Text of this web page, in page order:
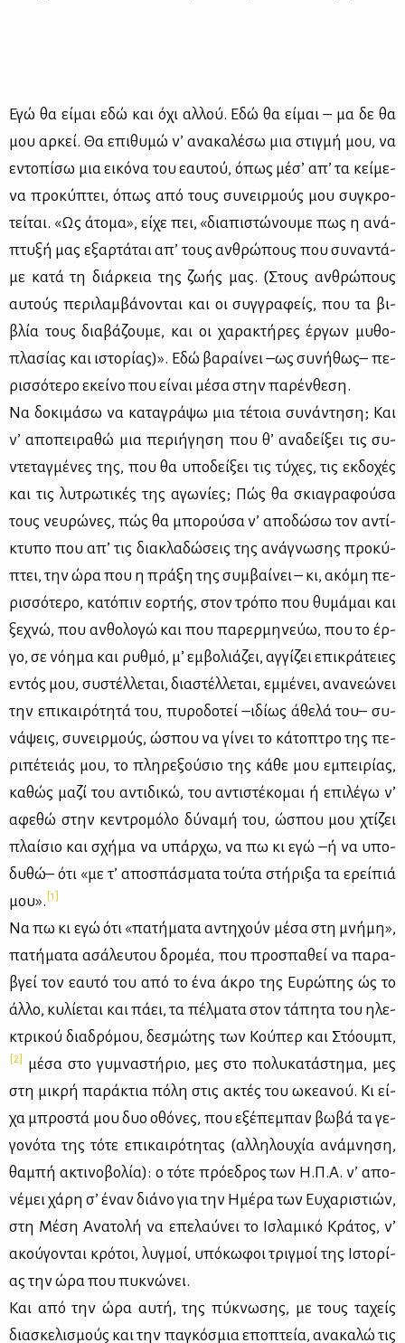
Εγώ θα εί­μαι εδώ και όχι αλ­λού. Εδώ θα εί­μαι – μα δε θα
μου αρ­κεί. Θα επι­θυ­μώ ν’ ανα­κα­λέ­σω μια στιγ­μή μου, να
εντο­πί­σω μια ει­κό­να του εαυ­τού, όπως μέ­σ’ απ’ τα κεί­με­
να προ­κύ­πτει, όπως από τους συ­νειρ­μούς μου συ­γκρο­
τεί­ται. «Ως άτο­μα», εί­χε πει, «δια­πι­στώ­νου­με πως η ανά­
πτυ­ξή μας εξαρ­τά­ται απ’ τους αν­θρώ­πους που συ­να­ντά­
με κα­τά τη διάρ­κεια της ζω­ής μας. (Στους αν­θρώ­πους
αυ­τούς πε­ρι­λαμ­βά­νο­νται και οι συγ­γρα­φείς, που τα βι­
βλία τους δια­βά­ζου­με, και οι χα­ρα­κτή­ρες έρ­γων μυ­θο­
πλα­σί­ας και ιστο­ρί­ας)». Εδώ βα­ραί­νει –ως συ­νή­θως– πε­
ρισ­σό­τε­ρο εκεί­νο που εί­ναι μέ­σα στην πα­ρέν­θε­ση.
Να δο­κι­μά­σω να κα­τα­γρά­ψω μια τέ­τοια συ­νά­ντη­ση; Και
ν’ απο­πει­ρα­θώ μια πε­ρι­ή­γη­ση που θ’ ανα­δεί­ξει τις συ­
ντε­ταγ­μέ­νες της, που θα υπο­δεί­ξει τις τύ­χες, τις εκ­δο­χές
και τις λυ­τρω­τι­κές της αγω­νί­ες; Πώς θα σκια­γρα­φού­σα
τους νευ­ρώ­νες, πώς θα μπο­ρού­σα ν’ απο­δώ­σω τον αντί­
κτυ­πο που απ’ τις δια­κλα­δώ­σεις της ανά­γνω­σης προ­κύ­
πτει, την ώρα που η πρά­ξη της συμ­βαί­νει – κι, ακό­μη πε­
ρισ­σό­τε­ρο, κα­τό­πιν εορ­τής, στον τρό­πο που θυ­μά­μαι και
ξε­χνώ, που αν­θο­λο­γώ και που πα­ρερ­μη­νεύω, που το έρ­
γο, σε νό­η­μα και ρυθ­μό, μ’ εμ­βο­λιά­ζει, αγ­γί­ζει επι­κρά­τειες
εντός μου, συ­στέλ­λε­ται, δια­στέλ­λε­ται, εμ­μέ­νει, ανα­νε­ώ­νει
την επι­και­ρό­τη­τά του, πυ­ρο­δο­τεί –ιδί­ως άθε­λά του– συ­
νά­ψεις, συ­νειρ­μούς, ώσπου να γί­νει το κά­το­πτρο της πε­
ρι­πέ­τειάς μου, το πλη­ρε­ξού­σιο της κά­θε μου εμπει­ρί­ας,
κα­θώς μα­ζί του αντι­δι­κώ, του αντι­στέ­κο­μαι ή επι­λέ­γω ν’
αφε­θώ στην κε­ντρο­μό­λο δύ­να­μή του, ώσπου μου χτί­ζει
πλαί­σιο και σχή­μα να υπάρ­χω, να πω κι εγώ –ή να υπο­
δυ­θώ– ότι «με τ’ απο­σπά­σμα­τα τού­τα στή­ρι­ξα τα ερεί­πιά
μου». [1]
Να πω κι εγώ ότι «πα­τή­μα­τα αντη­χούν μέ­σα στη μνή­μη»,
πα­τή­μα­τα ασά­λευ­του δρο­μέα, που προ­σπα­θεί να πα­ρα­
βγεί τον εαυ­τό του από το ένα άκρο της Ευ­ρώ­πης ώς το
άλ­λο, κυ­λί­ε­ται και πά­ει, τα πέλ­μα­τα στον τά­πη­τα του ηλε­
κτρι­κού δια­δρό­μου, δε­σμώ­της των Κού­περ και Στό­ουμπ,
[2] μέ­σα στο γυ­μνα­στή­ριο, μες στο πο­λυ­κα­τά­στη­μα, μες
στη μι­κρή πα­ρά­κτια πό­λη στις ακτές του ωκε­α­νού. Κι εί­
χα μπρο­στά μου δυο οθό­νες, που εξέ­πε­μπαν βω­βά τα γε­
γο­νό­τα της τό­τε επι­και­ρό­τη­τας (αλ­λη­λου­χία ανά­μνη­ση,
θα­μπή ακτι­νο­βο­λία): ο τό­τε πρό­ε­δρος των Η.Π.Α. ν’ απο­
νέ­μει χά­ρη σ’ έναν διά­νο για την Ημέ­ρα των Ευ­χα­ρι­στιών,
στη Μέ­ση Ανα­το­λή να επε­λαύ­νει το Ισλα­μι­κό Κρά­τος, ν’
ακού­γο­νται κρό­τοι, λυγ­μοί, υπό­κω­φοι τριγ­μοί της Ιστο­ρί­
ας την ώρα που πυ­κνώ­νει.
Και από την ώρα αυ­τή, της πύ­κνω­σης, με τους τα­χείς
δια­σκε­λι­σμούς και την πα­γκό­σμια επο­πτεία, ανα­κα­λώ τις